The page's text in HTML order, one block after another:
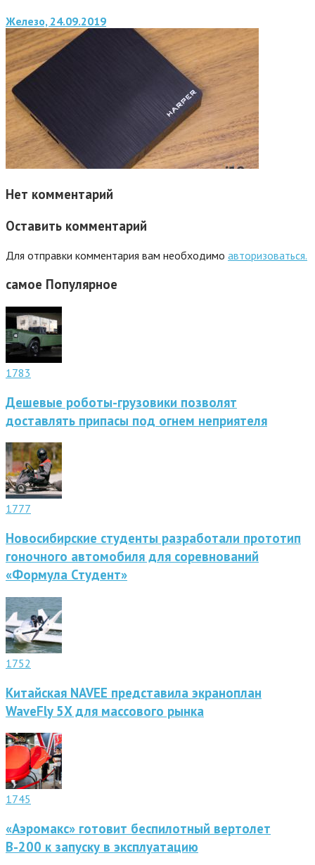
Железо, 24.09.2019
Нет комментарий
Оставить комментарий
Для отправки комментария вам необходимо авторизоваться.
самое Популярное
1783
Дешевые роботы-грузовики позволят
доставлять припасы под огнем неприятеля
1777
Новосибирские студенты разработали прототип
гоночного автомобиля для соревнований
«Формула Студент»
1752
Китайская NAVEE представила экраноплан
WaveFly 5X для массового рынка
1745
«Аэромакс» готовит беспилотный вертолет
В-200 к запуску в эксплуатацию